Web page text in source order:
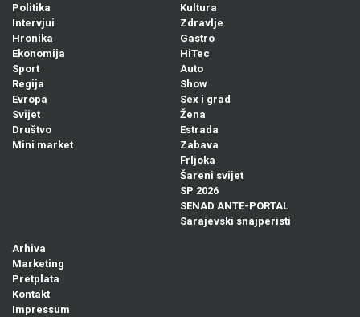
Politika
Intervjui
Hronika
Ekonomija
Sport
Regija
Evropa
Svijet
Društvo
Mini market
Kultura
Zdravlje
Gastro
HiTec
Auto
Show
Sex i grad
Žena
Estrada
Zabava
Frljoka
Šareni svijet
SP 2026
SENAD ANTE-PORTAL
Sarajevski snajperisti
Arhiva
Marketing
Pretplata
Kontakt
Impressum